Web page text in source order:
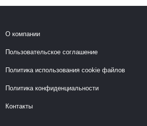
О компании
Пользовательское соглашение
Политика использования cookie файлов
Политика конфиденциальности
Контакты